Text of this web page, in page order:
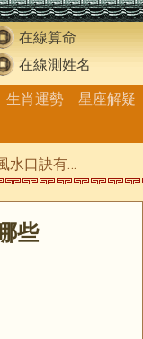
在線算命
在線測姓名
生肖運勢
星座解疑
口訣有哪些
些